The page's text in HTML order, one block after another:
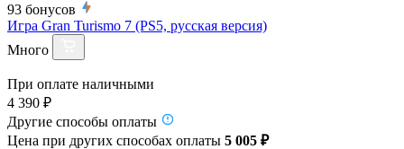
93 бонусов
Игра Gran Turismo 7 (PS5, русская версия)
Много
При оплате наличными
4 390 ₽
Другие способы оплаты
Цена при других способах оплаты 5 005 ₽